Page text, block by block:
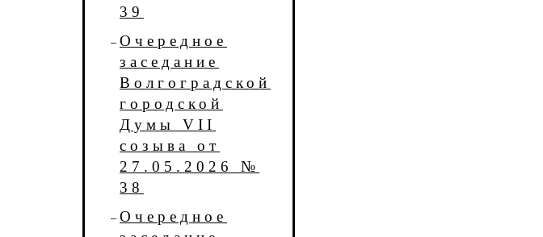
39
Очередное
заседание
Волгоградской
городской
Думы VII
созыва от
27.05.2026 №
38
Очередное